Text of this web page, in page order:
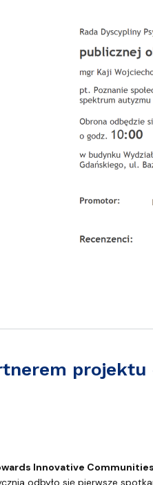
Uniwersytetu Gdańskiego
projektu - Towards Innovative
Innovative
odbyło się pierwsze